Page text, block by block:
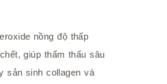
nồng độ thấp
giúp thẩm thấu sâu
sản sinh collagen và